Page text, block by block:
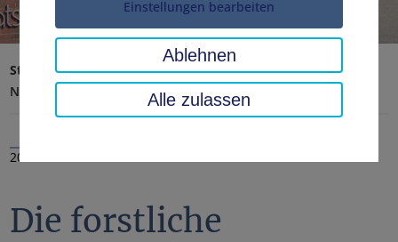
Startseite Landratsamt, Landkreis
Aktuelles
Nachrichten
20.11.2023
Die forstliche
Einstellungen bearbeiten
Ablehnen
Alle zulassen